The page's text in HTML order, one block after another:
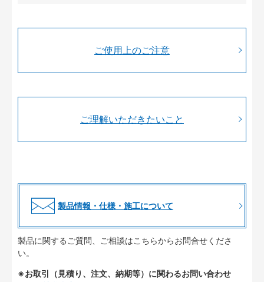
ご使用上のご注意
ご理解いただきたいこと
製品情報・仕様・施工について
製品に関するご質問、ご相談はこちらからお問合せくださ
い。
※お取引（見積り、注文、納期等）に関わるお問い合わせ